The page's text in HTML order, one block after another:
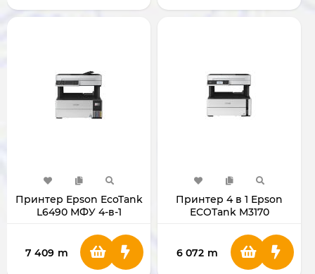
Принтер Epson EcoTank
L6490 МФУ 4-в-1
7 409 m
Принтер 4 в 1 Epson
ECOTank M3170
6 072 m